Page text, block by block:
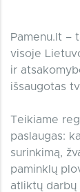
Pamenu.lt –
visoje
ir
išsaugotas
Teikiame
paslaugas:
surinkimą,
paminklų
atliktų darbų